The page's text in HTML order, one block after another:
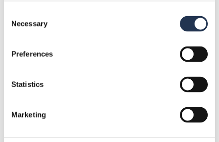
Selection
Necessary
Preferences
Statistics
Marketing
Kategorier
Komponenter
1
4